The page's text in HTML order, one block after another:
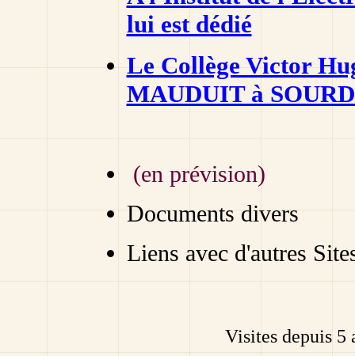
lui est dédié
Le Collège Victor
MAUDUIT à
(en prévision)
Documents divers
Liens avec d'autres
Visites depuis 5